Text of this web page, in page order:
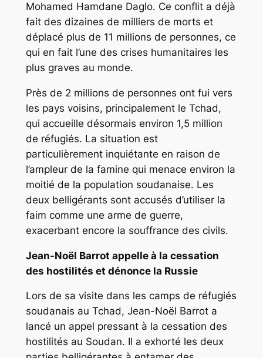
Mohamed Hamdane Daglo. Ce conflit a déjà
fait des dizaines de milliers de morts et
déplacé plus de 11 millions de personnes, ce
qui en fait l’une des crises humanitaires les
plus graves au monde.
Près de 2 millions de personnes ont fui vers
les pays voisins, principalement le Tchad,
qui accueille désormais environ 1,5 million
de réfugiés. La situation est
particulièrement inquiétante en raison de
l’ampleur de la famine qui menace environ la
moitié de la population soudanaise. Les
deux belligérants sont accusés d’utiliser la
faim comme une arme de guerre,
exacerbant encore la souffrance des civils.
Jean-Noël Barrot appelle à la cessation
des hostilités et dénonce la Russie
Lors de sa visite dans les camps de réfugiés
soudanais au Tchad, Jean-Noël Barrot a
lancé un appel pressant à la cessation des
hostilités au Soudan. Il a exhorté les deux